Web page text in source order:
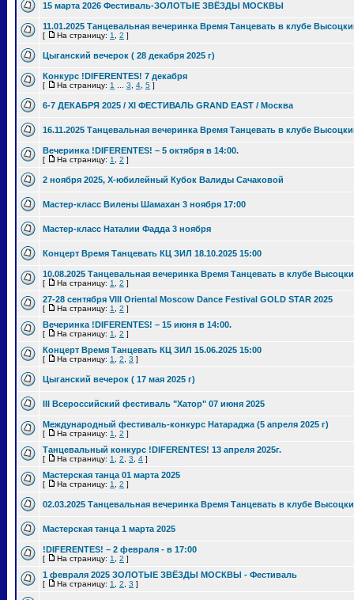
15 марта 2026 Фестиваль-ЗОЛОТЫЕ ЗВЁЗДЫ МОСКВЫ
11.01.2025 Танцевальная вечеринка Время Танцевать в клубе
[ На страницу: 1 2 ]
Цыганский вечерок ( 28 декабря 2025 г)
Конкурс !DIFERENTES! 7 декабря
[ На страницу: 1 3 4 5 ]
6-7 ДЕКАБРЯ 2025 / XI ФЕСТИВАЛЬ GRAND EAST / Москва
16.11.2025 Танцевальная вечеринка Время Танцевать в клубе
Вечеринка !DIFERENTES! – 5 октября в 14:00.
[ На страницу: 1 2 ]
2 ноября 2025, Х-юбилейный Кубок Валиды Сачаковой
Мастер-класс Вилены Шамахан 3 ноября 17:00
Мастер-класс Наталии Фадда 3 ноября
Концерт Время Танцевать КЦ ЗИЛ 18.10.2025 15:00
10.08.2025 Танцевальная вечеринка Время Танцевать в клубе
[ На страницу: 1 2 ]
27-28 сентября VIII Oriental Moscow Dance Festival GOLD STAR 2025
[ На страницу: 1 2 ]
Вечеринка !DIFERENTES! – 15 июня в 14:00.
[ На страницу: 1 2 ]
Концерт Время Танцевать КЦ ЗИЛ 15.06.2025 15:00
[ На страницу: 1 2 3 ]
Цыганский вечерок ( 17 мая 2025 г)
III Всероссийский фестиваль "Хатор" 07 июня 2025
Международный фестиваль-конкурс Натараджа (5 апреля 2025 г)
[ На страницу: 1 2 ]
Танцевальный конкурс !DIFERENTES! 13 апреля 2025г.
[ На страницу: 1 2 3 4 ]
Мастерская танца 01 марта 2025
[ На страницу: 1 2 ]
02.03.2025 Танцевальная вечеринка Время Танцевать в клубе
Мастерская танца 1 марта 2025
!DIFERENTES! – 2 февраля - в 17:00
[ На страницу: 1 2 ]
1 февраля 2025 ЗОЛОТЫЕ ЗВЁЗДЫ МОСКВЫ - Фестиваль
[ На страницу: 1 2 3 ]